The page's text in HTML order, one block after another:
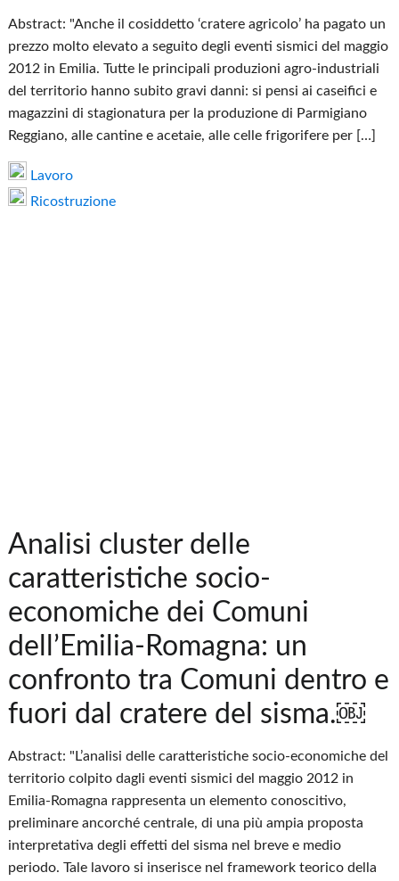
Abstract: "Anche il cosiddetto ‘cratere agricolo’ ha pagato un
prezzo molto elevato a seguito degli eventi sismici del maggio
2012 in Emilia. Tutte le principali produzioni agro-industriali
del territorio hanno subito gravi danni: si pensi ai caseifici e
magazzini di stagionatura per la produzione di Parmigiano
Reggiano, alle cantine e acetaie, alle celle frigorifere per […]
Lavoro
Ricostruzione
Analisi cluster delle
caratteristiche socio-
economiche dei Comuni
dell’Emilia-Romagna: un
confronto tra Comuni dentro e
fuori dal cratere del sisma.￼
Abstract: "L’analisi delle caratteristiche socio-economiche del
territorio colpito dagli eventi sismici del maggio 2012 in
Emilia-Romagna rappresenta un elemento conoscitivo,
preliminare ancorché centrale, di una più ampia proposta
interpretativa degli effetti del sisma nel breve e medio
periodo. Tale lavoro si inserisce nel framework teorico della